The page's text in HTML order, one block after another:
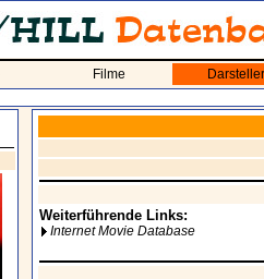
Filme Darsteller
Weiterführende Links:
Internet Movie Database